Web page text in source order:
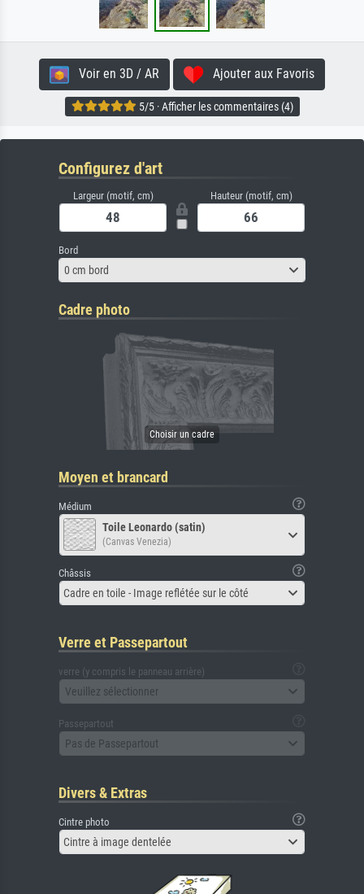
Voir en 3D / AR Ajouter aux Favoris
5/5 · Afficher les commentaires (4)
Configurez d'art
Largeur (motif, cm) Hauteur (motif, cm)
Bord
0 cm bord
Cadre photo
Moyen et brancard
Médium
Toile Leonardo (satin)
(Canvas Venezia)
Châssis
Cadre en toile - Image reflétée sur le côté
Verre et Passepartout
verre (y compris le panneau arrière)
Veuillez sélectionner
Passepartout
Pas de Passepartout
Divers & Extras
Cintre photo
Cintre à image dentelée